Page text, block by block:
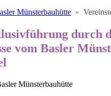
Münsterbauhütte
durch
vom Basler
Münsterbauhütte